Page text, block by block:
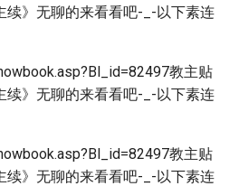
续》无聊的来看看吧-_-以下素连
教主贴
续》无聊的来看看吧-_-以下素连
教主贴
续》无聊的来看看吧-_-以下素连